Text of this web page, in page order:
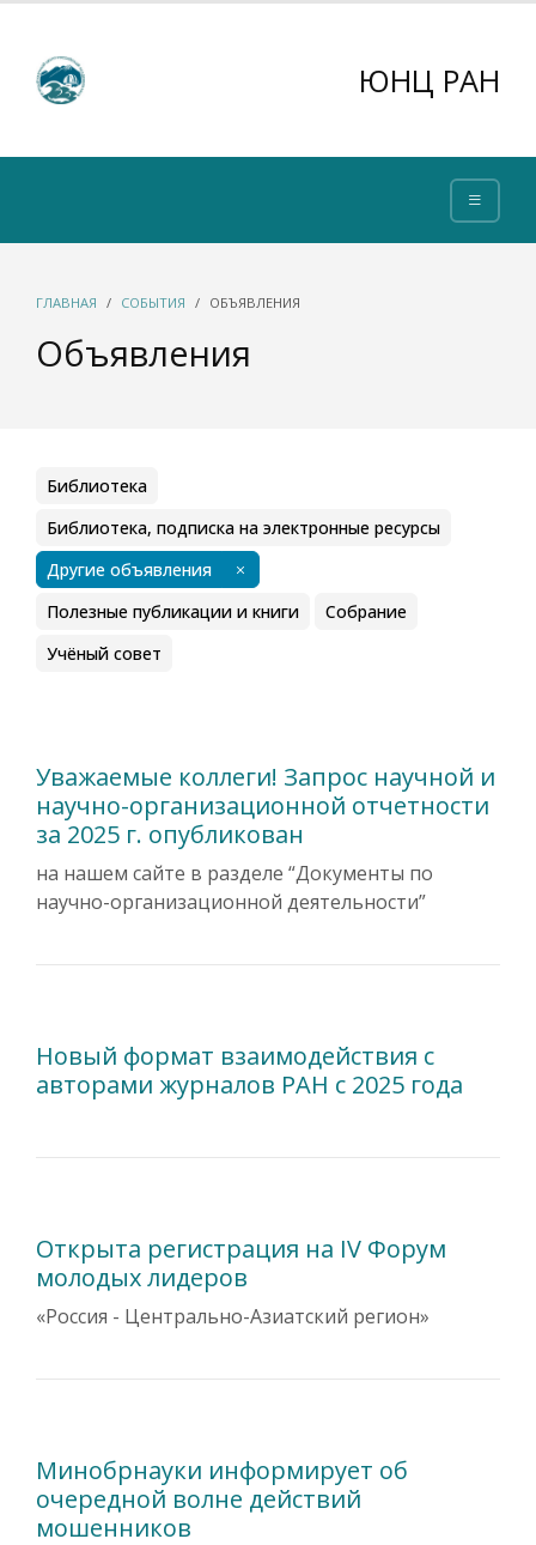
ЮНЦ РАН
ГЛАВНАЯ СОБЫТИЯ ОБЪЯВЛЕНИЯ
Объявления
Библиотека
Библиотека, подписка на электронные ресурсы
Другие объявления
Полезные публикации и книги
Собрание
Учёный совет
Уважаемые коллеги! Запрос научной и
научно-организационной отчетности
за 2025 г. опубликован
на нашем сайте в разделе “Документы по
научно-организационной деятельности”
Новый формат взаимодействия с
авторами журналов РАН с 2025 года
Открыта регистрация на IV Форум
молодых лидеров
«Россия - Центрально-Азиатский регион»
Минобрнауки информирует об
очередной волне действий
мошенников